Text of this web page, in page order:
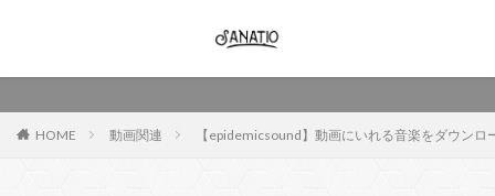
HOME 動画関連 【epidemicsound】動画にいれる音楽をダウンロ